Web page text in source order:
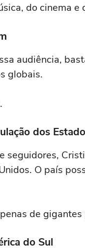
do cinema e
audiência,
globais.
dos
seguidores,
O país
de
do Sul